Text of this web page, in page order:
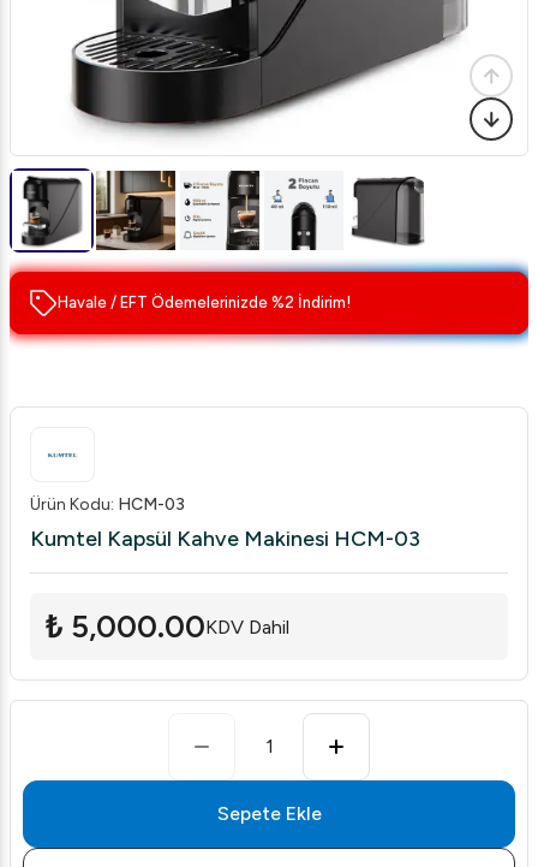
Havale / EFT Ödemelerinizde %2 İndirim!
Ürün Kodu: HCM-03
Kumtel Kapsül Kahve Makinesi HCM-03
₺ 5,000.00KDV Dahil
1
Sepete Ekle